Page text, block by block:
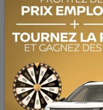
MOTEUR (L) :
CARBURANT :
COULEUR EXTÉRIEUR :
PORTES :
COULEUR INTÉRIEUR:
PASSAGERS :